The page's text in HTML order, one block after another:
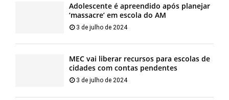
Adolescente é apreendido após planejar
‘massacre’ em escola do AM
3 de julho de 2024
MEC vai liberar recursos para escolas de
cidades com contas pendentes
3 de julho de 2024